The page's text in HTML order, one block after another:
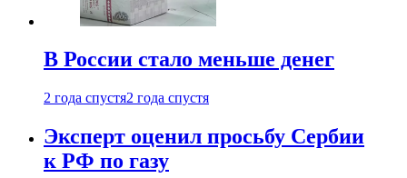
В России стало меньше денег
2 года спустя2 года спустя
Эксперт оценил просьбу Сербии
к РФ по газу